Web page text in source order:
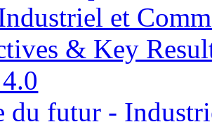
et
& Key
du futur -